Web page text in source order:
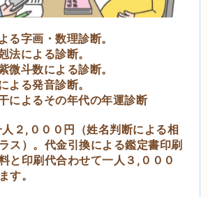
字画・数理診断。
による診断。
斗数による診断。
る発音診断。
によるその年代の年運診断
人２,０００円（姓名判断による相
ス）。代金引換による鑑定書印刷
と印刷代合わせて一人３,０００
す。